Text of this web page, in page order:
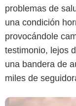
problemas de
una condición
provocándole
testimonio, lejos
una bandera de
miles de